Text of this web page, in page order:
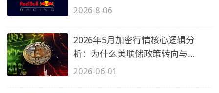
得…
2026-8-06
2026年5月加密行情核心逻辑分
析：为什么美联储政策转向与
BTC/ETH？
2026-06-01